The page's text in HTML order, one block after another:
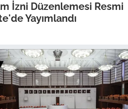
İzni Düzenlemesi Resmi
Yayımlandı